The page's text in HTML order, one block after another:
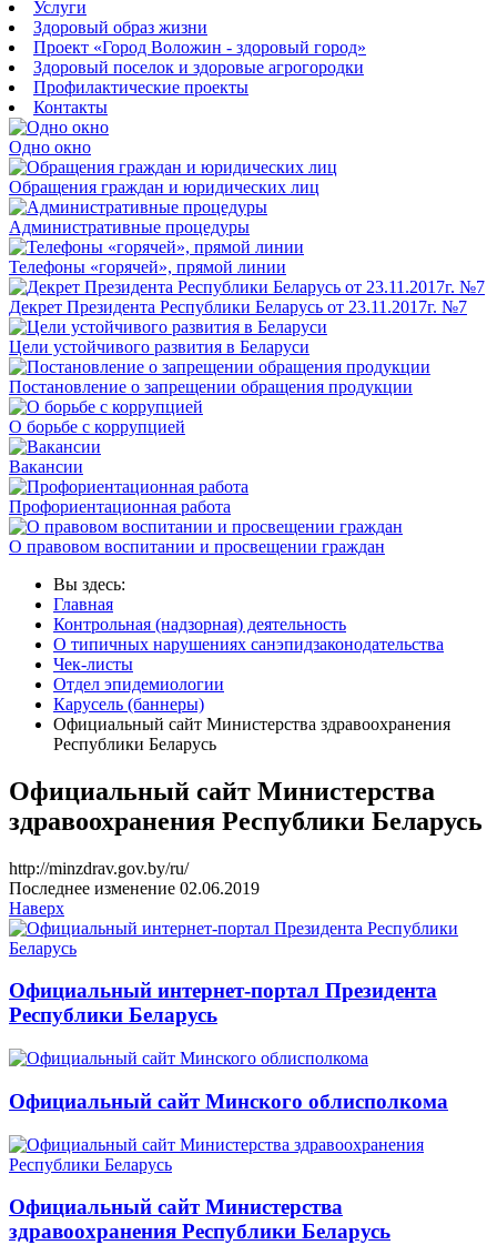
Услуги
Здоровый образ жизни
Проект «Город Воложин - здоровый город»
Здоровый поселок и здоровые агрогородки
Профилактические проекты
Контакты
Одно окно
Обращения граждан и юридических лиц
Административные процедуры
Телефоны «горячей», прямой линии
Декрет Президента Республики Беларусь от 23.11.2017г. №7
Цели устойчивого развития в Беларуси
Постановление о запрещении обращения продукции
О борьбе с коррупцией
Вакансии
Профориентационная работа
О правовом воспитании и просвещении граждан
Вы здесь:
Главная
Контрольная (надзорная) деятельность
О типичных нарушениях санэпидзаконодательства
Чек-листы
Отдел эпидемиологии
Карусель (баннеры)
Официальный сайт Министерства здравоохранения
Республики Беларусь
Официальный сайт Министерства
здравоохранения Республики Беларусь
http://minzdrav.gov.by/ru/
Последнее изменение 02.06.2019
Наверх
Официальный интернет-портал Президента
Республики Беларусь
Официальный сайт Минского облисполкома
Официальный сайт Министерства
здравоохранения Республики Беларусь